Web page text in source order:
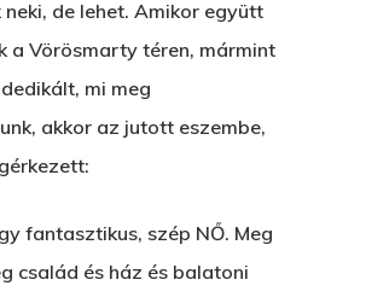
neki, de lehet. Amikor együtt
a Vörösmarty téren, mármint
mi meg
akkor az jutott eszembe,
fantasztikus, szép NŐ. Meg
család és ház és balatoni